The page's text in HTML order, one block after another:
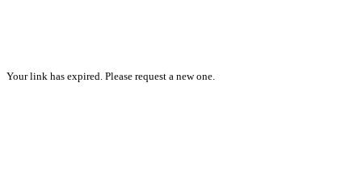
Your link has expired. Please request a new one.